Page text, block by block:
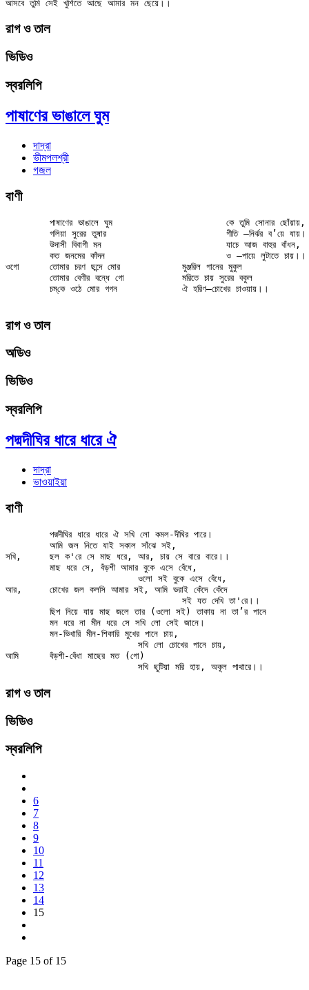
রাগ ও তাল
ভিডিও
স্বরলিপি
পাষাণের ভাঙালে ঘুম
দাদ্‌রা
ভীমপলশ্রী
গজল
বাণী
ওগো	তোমার চরণ ছন্দে মোর		মুঞ্জরিল গানের মুকুল
রাগ ও তাল
অডিও
ভিডিও
স্বরলিপি
পদ্মদীঘির ধারে ধারে ঐ
দাদ্‌রা
ভাওয়াইয়া
বাণী
সখি, 	ছল ক'রে সে মাছ ধরে, আর, চায় সে বারে বারে।।
আর,	চোখের জল কলসি আমার সই, আমি ভরাই কেঁদে কেঁদে
আমি	বঁড়শী-বেঁধা মাছের মত (গো)
রাগ ও তাল
ভিডিও
স্বরলিপি
6
7
8
9
10
11
12
13
14
15
Page 15 of 15